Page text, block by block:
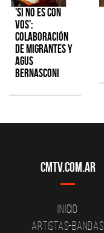
'Si No Es Con
Vos':
colaboración
de Migrantes y
Agus
Bernasconi
CMTV.com.ar
Inicio
Artistas-Bandas